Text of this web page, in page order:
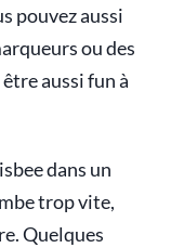
pouvez aussi
ou des
aussi fun à
dans un
trop vite,
Quelques